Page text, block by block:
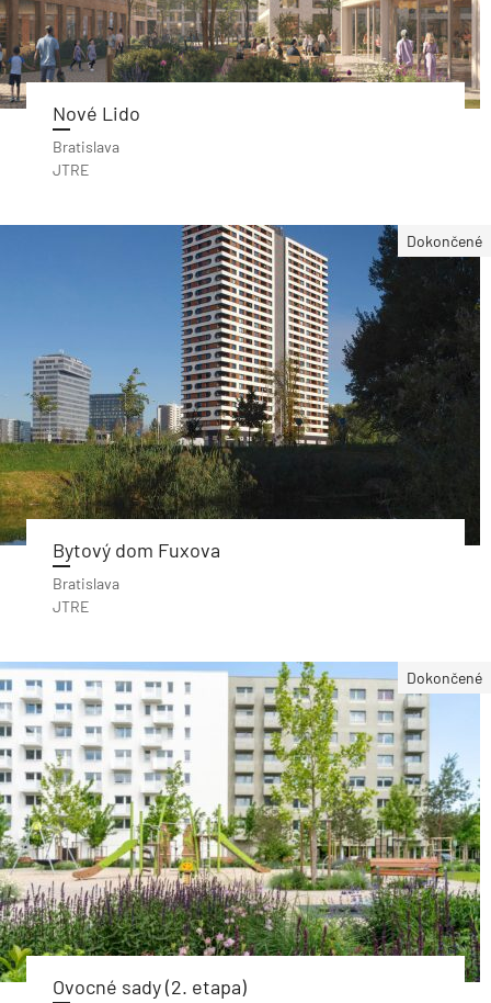
Nové Lido
Bratislava
JTRE
Dokončené
Bytový dom Fuxova
Bratislava
JTRE
Dokončené
Ovocné sady (2. etapa)